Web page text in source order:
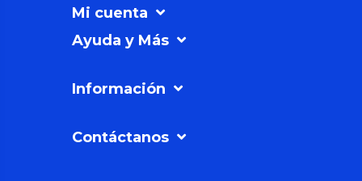
Mi cuenta
Ayuda y Más
Información
Contáctanos